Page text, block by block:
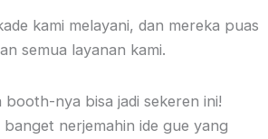
kami melayani, dan mereka puas
semua layanan kami.
booth-nya bisa jadi sekeren ini!
banget nerjemahin ide gue yang